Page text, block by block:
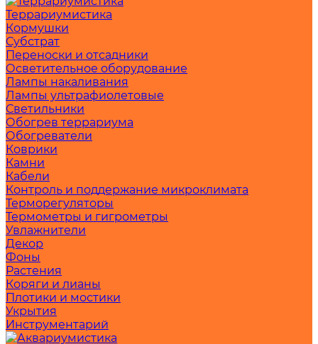
Террариумистика
Кормушки
Субстрат
Переноски и отсадники
Осветительное оборудование
Лампы накаливания
Лампы ультрафиолетовые
Светильники
Обогрев террариума
Обогреватели
Коврики
Камни
Кабели
Контроль и поддержание микроклимата
Терморегуляторы
Термометры и гигрометры
Увлажнители
Декор
Фоны
Растения
Коряги и лианы
Плотики и мостики
Укрытия
Инструментарий